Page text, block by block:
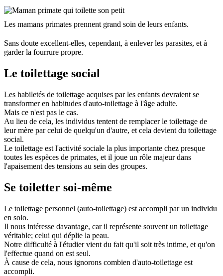
Les mamans primates prennent grand soin de leurs enfants.
Sans doute excellent-elles, cependant, à enlever les parasites, et à
garder la fourrure propre.
Le toilettage social
Les habiletés de toilettage acquises par les enfants devraient se
transformer en habitudes d'auto-toilettage à l'âge adulte.
Mais ce n'est pas le cas.
Au lieu de cela, les individus tentent de remplacer le toilettage de
leur mère par celui de quelqu'un d'autre, et cela devient du toilettage
social.
Le toilettage est l'activité sociale la plus importante chez presque
toutes les espèces de primates, et il joue un rôle majeur dans
l'apaisement des tensions au sein des groupes.
Se toiletter soi-même
Le toilettage personnel (auto-toilettage) est accompli par un individu
en solo.
Il nous intéresse davantage, car il représente souvent un toilettage
véritable; celui qui déplie la peau.
Notre difficulté à l'étudier vient du fait qu'il soit très intime, et qu'on
l'effectue quand on est seul.
À cause de cela, nous ignorons combien d'auto-toilettage est
accompli.